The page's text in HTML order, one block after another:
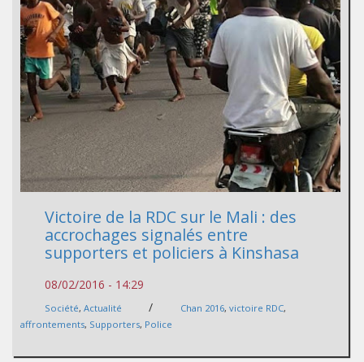
Victoire de la RDC sur le Mali : des
accrochages signalés entre
supporters et policiers à Kinshasa
08/02/2016 - 14:29
Société, Actualité / Chan 2016, victoire RDC,
affrontements, Supporters, Police